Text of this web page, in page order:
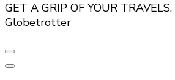
GET A GRIP OF YOUR
Globetrotter